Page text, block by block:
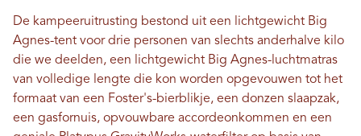
De kampeeruitrusting bestond uit een lichtgewicht Big
Agnes-tent voor drie personen van slechts anderhalve kilo
die we deelden, een lichtgewicht Big Agnes-luchtmatras
van volledige lengte die kon worden opgevouwen tot het
formaat van een Foster's-bierblikje, een donzen slaapzak,
een gasfornuis, opvouwbare accordeonkommen en een